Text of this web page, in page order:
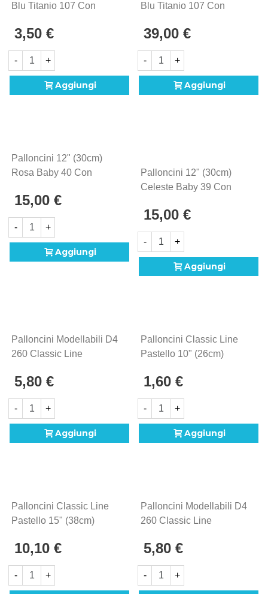
Blu Titanio 107 Con
Baby Boy, 5pz.
3,50 €
- +
Aggiungi
Blu Titanio 107 Con
Baby Boy, 100pz.
39,00 €
- +
Aggiungi
Palloncini 12" (30cm)
Rosa Baby 40 Con
Pois, 100pz.
15,00 €
- +
Aggiungi
Palloncini 12" (30cm)
Celeste Baby 39 Con
Pois, 100pz.
15,00 €
- +
Aggiungi
Palloncini Modellabili D4
260 Classic Line
100pz.
5,80 €
- +
Aggiungi
Palloncini Classic Line
Pastello 10" (26cm)
1,60 €
- +
Aggiungi
Palloncini Classic Line
Pastello 15" (38cm)
10,10 €
- +
Palloncini Modellabili D4
260 Classic Line
39, 100pz.
5,80 €
- +